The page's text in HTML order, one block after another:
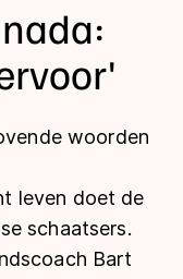
woorden
leven doet de
schaatsers.
Bart